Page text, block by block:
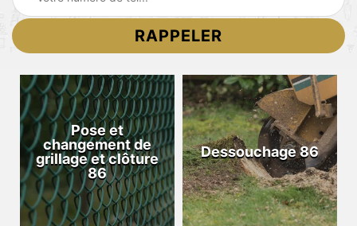
Pose et
changement de
grillage et clôture
86
Dessouchage 86